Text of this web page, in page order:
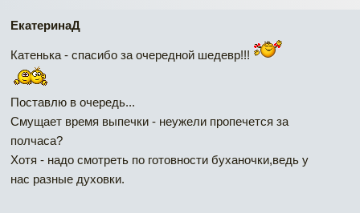
ЕкатеринаД
Катенька - спасибо за очередной шедевр!!!
Поставлю в очередь...
Смущает время выпечки - неужели пропечется за
полчаса?
Хотя - надо смотреть по готовности буханочки,ведь у
нас разные духовки.